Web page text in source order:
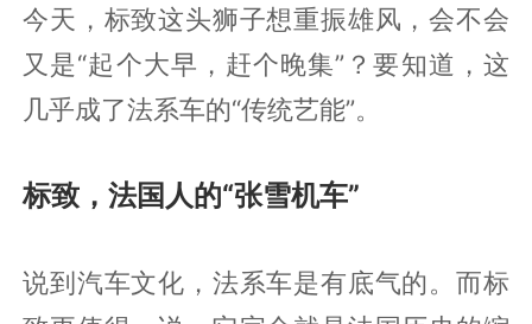
今天，标致这头狮子想重振雄风，会不会
又是“起个大早，赶个晚集”？要知道，这
几乎成了法系车的“传统艺能”。
标致，法国人的“张雪机车”
说到汽车文化，法系车是有底气的。而标